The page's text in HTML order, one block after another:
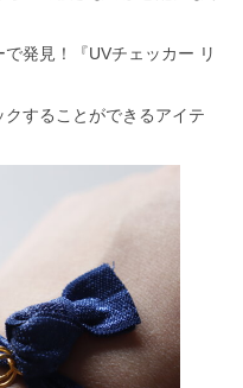
発見！『UVチェッカー リ
することができるアイテ